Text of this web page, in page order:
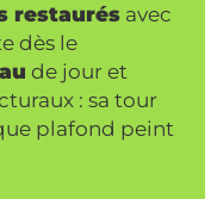
restaurés avec
dès le
de jour et
: sa tour
plafond peint